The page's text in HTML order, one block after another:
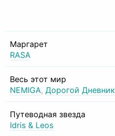
Маргарет
RASA
Весь этот мир
NEMIGA, Дорогой Дневник
Путеводная звезда
Idris & Leos